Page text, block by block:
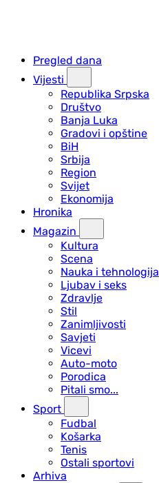
Pregled dana
Vijesti
Republika Srpska
Društvo
Banja Luka
Gradovi i opštine
BiH
Srbija
Region
Svijet
Ekonomija
Hronika
Magazin
Kultura
Scena
Nauka i tehnologija
Ljubav i seks
Zdravlje
Stil
Zanimljivosti
Savjeti
Vicevi
Auto-moto
Porodica
Pitali smo...
Sport
Fudbal
Košarka
Tenis
Ostali sportovi
Arhiva